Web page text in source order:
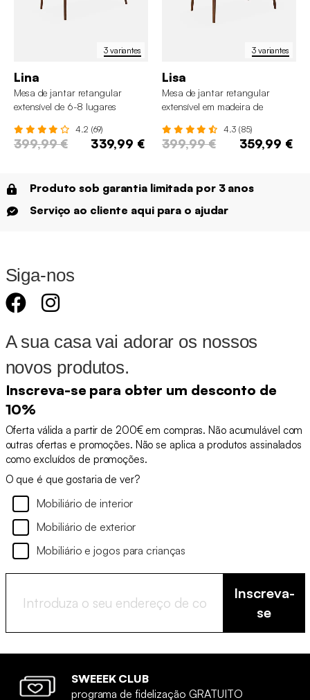
3 variantes
Lina
Mesa de jantar retangular
extensível de 6-8 lugares
4.2 (69)
399,99 € 339,99 €
3 variantes
Lisa
Mesa de jantar retangular
extensível em madeira de
carvalho, 6 a 8 lugares
4.3 (85)
399,99 € 359,99 €
Produto sob garantia limitada por 3 anos
Serviço ao cliente aqui para o ajudar
Siga-nos
A sua casa vai adorar os nossos
novos produtos.
Inscreva-se para obter um desconto de
10%
Oferta válida a partir de 200€ em compras. Não acumulável com
outras ofertas e promoções. Não se aplica a produtos assinalados
como excluídos de promoções.
O que é que gostaria de ver?
Mobiliário de interior
Mobiliário de exterior
Mobiliário e jogos para crianças
Inscreva-
se
SWEEEK CLUB
programa de fidelização GRATUITO